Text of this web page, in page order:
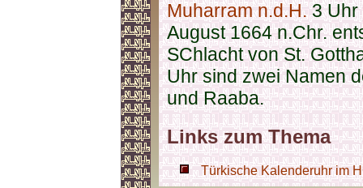
Muharram n.d.H.3 Uhr
August 1664 n.Chr.
SChlacht von St.
Uhr sind zwei Namen
und Raaba.
Links zum Thema
Türkische Kalenderuhr im